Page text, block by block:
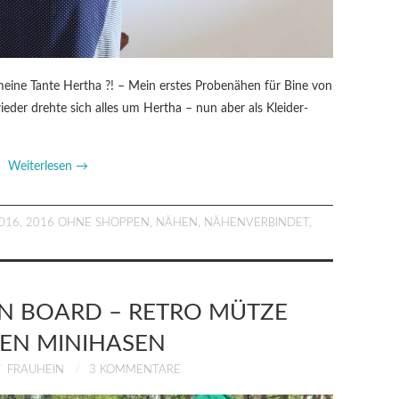
Tante Hertha ?! – Mein erstes Probenähen für Bine von
drehte sich alles um Hertha – nun aber als Kleider-
Weiterlesen →
2016 OHNE SHOPPEN NÄHEN NÄHENVERBINDET
BOARD – RETRO MÜTZE
MINIHASEN
FRAUHEIN 3 KOMMENTARE